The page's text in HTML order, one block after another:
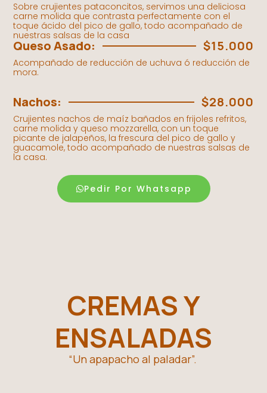
Sobre crujientes pataconcitos, servimos una deliciosa
carne molida que contrasta perfectamente con el
toque ácido del pico de gallo, todo acompañado de
nuestras salsas de la casa
Queso Asado: $15.000
Acompañado de reducción de uchuva ó reducción de
mora.
Nachos: $28.000
Crujientes nachos de maíz bañados en frijoles refritos,
carne molida y queso mozzarella, con un toque
picante de jalapeños, la frescura del pico de gallo y
guacamole, todo acompañado de nuestras salsas de
la casa.
Pedir Por Whatsapp
CREMAS Y
ENSALADAS
“Un apapacho al paladar”.